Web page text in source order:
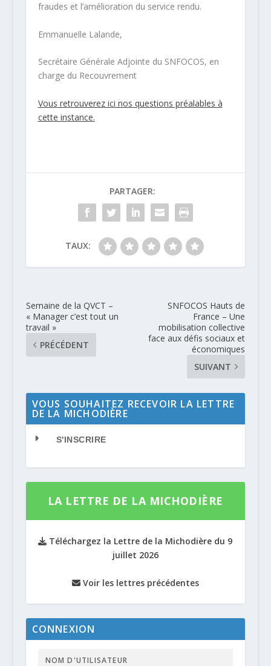
fraudes et l’amélioration du service rendu.
Emmanuelle Lalande,
Secrétaire Générale Adjointe du SNFOCOS, en
charge du Recouvrement
Vous retrouverez ici nos questions préalables à
cette instance.
PARTAGER:
TAUX:
Semaine de la QVCT –
« Manager c’est tout un
travail »
PRÉCÉDENT
SNFOCOS Hauts de
France – Une
mobilisation collective
face aux défis sociaux et
économiques
SUIVANT
VOUS SOUHAITEZ RECEVOIR LA LETTRE
DE LA MICHODIÈRE
S'INSCRIRE
LA LETTRE DE LA MICHODIÈRE
Téléchargez la Lettre de la Michodière du 9
juillet 2026
Voir les lettres précédentes
CONNEXION